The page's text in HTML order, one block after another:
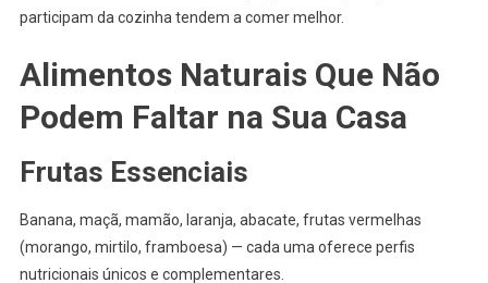
participam da cozinha tendem a comer melhor.
Alimentos Naturais Que Não
Podem Faltar na Sua Casa
Frutas Essenciais
Banana, maçã, mamão, laranja, abacate, frutas vermelhas
(morango, mirtilo, framboesa) — cada uma oferece perfis
nutricionais únicos e complementares.